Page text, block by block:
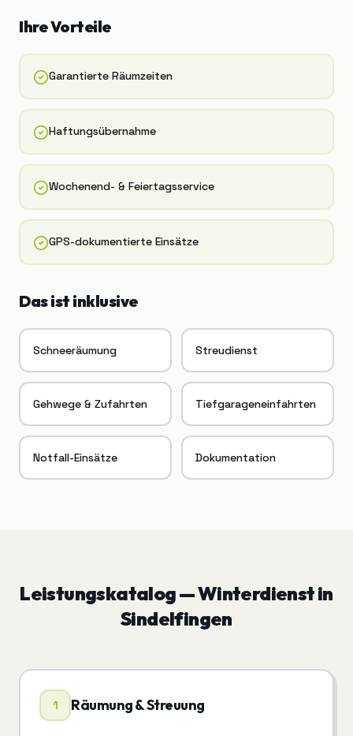
Ihre Vorteile
Garantierte Räumzeiten
Haftungsübernahme
Wochenend- & Feiertagsservice
GPS-dokumentierte Einsätze
Das ist inklusive
Schneeräumung Streudienst
Gehwege & Zufahrten Tiefgarageneinfahrten
Notfall-Einsätze Dokumentation
Leistungskatalog —Winterdienstin
Sindelfingen
1 Räumung & Streuung